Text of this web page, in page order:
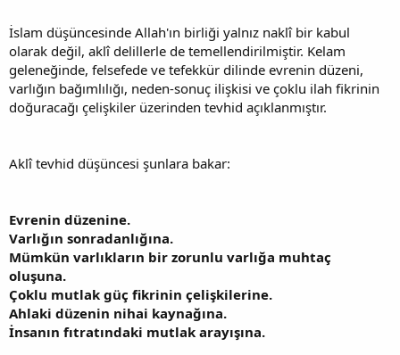
İslam düşüncesinde Allah'ın birliği yalnız naklî bir kabul
olarak değil, aklî delillerle de temellendirilmiştir. Kelam
geleneğinde, felsefede ve tefekkür dilinde evrenin düzeni,
varlığın bağımlılığı, neden-sonuç ilişkisi ve çoklu ilah fikrinin
doğuracağı çelişkiler üzerinden tevhid açıklanmıştır.
Aklî tevhid düşüncesi şunlara bakar:
Evrenin düzenine.
Varlığın sonradanlığına.
Mümkün varlıkların bir zorunlu varlığa muhtaç
oluşuna.
Çoklu mutlak güç fikrinin çelişkilerine.
Ahlaki düzenin nihai kaynağına.
İnsanın fıtratındaki mutlak arayışına.